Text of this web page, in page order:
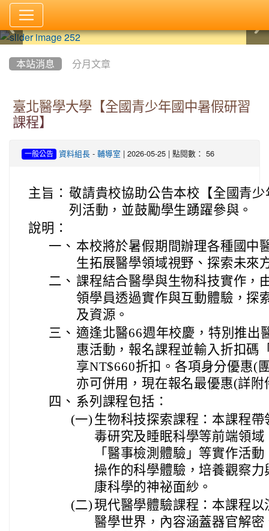
本站消息 分月文章
臺北醫學大學【全國青少年國中暑假研習
課程】
一般公告 資料組長- 輔導室 | 2026-05-25 | 點閱數： 56
主旨： 敬請貴校協助公告本校【全國青
列活動，並鼓勵學生踴躍參與。
說明：
一、 本校將於暑假期間辦理各種國中
生拓展醫學領域視野、探索未來
二、 課程結合醫學與生物科技實作，
領學員透過實作與互動體驗，探
及資源。
三、 適逢北醫66週年校慶，特別推出
惠活動，報名課程並輸入折扣碼
享NT$660折扣。各項身分優惠(
亦可併用，現在報名最優惠(詳附
四、 系列課程包括：
(一) 生物科技探索課程：本課程
毒研究及睡眠科學等前端領
「醫事檢測體驗」等實作活
操作的科學體驗，培養觀察
康科學的神祕面紗。
(二)現代醫學體驗課程：本課程
醫學世界，內容涵蓋器官解